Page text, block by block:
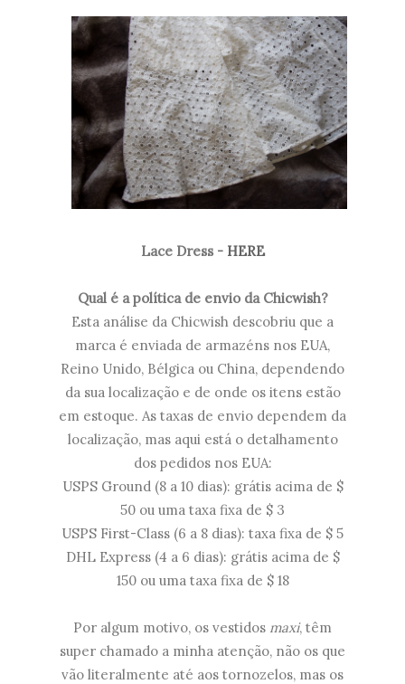
Lace Dress - HERE
Qual é a política de envio da Chicwish?
Esta análise da Chicwish descobriu que a
marca é enviada de armazéns nos EUA,
Reino Unido, Bélgica ou China, dependendo
da sua localização e de onde os itens estão
em estoque. As taxas de envio dependem da
localização, mas aqui está o detalhamento
dos pedidos nos EUA:
USPS Ground (8 a 10 dias): grátis acima de $
50 ou uma taxa fixa de $ 3
USPS First-Class (6 a 8 dias): taxa fixa de $ 5
DHL Express (4 a 6 dias): grátis acima de $
150 ou uma taxa fixa de $ 18
Por algum motivo, os vestidos maxi, têm
super chamado a minha atenção, não os que
vão literalmente até aos tornozelos, mas os